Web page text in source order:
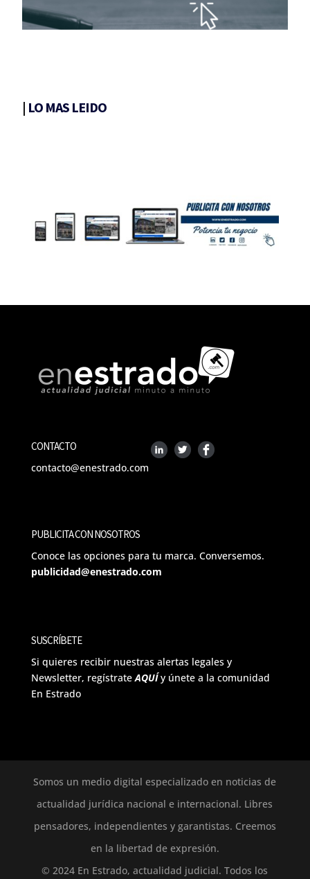
| LO MAS LEIDO
CONTACTO
contacto@enestrado.com
PUBLICITA CON NOSOTROS
Conoce las opciones para tu marca. Conversemos.
publicidad@enestrado.com
SUSCRÍBETE
Si quieres recibir nuestras alertas legales y
Newsletter, regístrateAQUÍ y únete a la comunidad
En Estrado
Somos un medio digital especializado en noticias de
actualidad jurídica nacional e internacional. Libres
pensadores, independientes y garantistas. Creemos
en la libertad de expresión.
© 2024 En Estrado, actualidad judicial. Todos los